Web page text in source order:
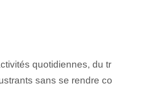
quotidiennes, du tr
sans se rendre co